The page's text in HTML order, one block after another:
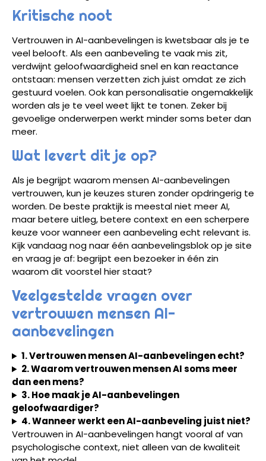
Kritische noot
Vertrouwen in AI-aanbevelingen is kwetsbaar als je te
veel belooft. Als een aanbeveling te vaak mis zit,
verdwijnt geloofwaardigheid snel en kan reactance
ontstaan: mensen verzetten zich juist omdat ze zich
gestuurd voelen. Ook kan personalisatie ongemakkelijk
worden als je te veel weet lijkt te tonen. Zeker bij
gevoelige onderwerpen werkt minder soms beter dan
meer.
Wat levert dit je op?
Als je begrijpt waarom mensen AI-aanbevelingen
vertrouwen, kun je keuzes sturen zonder opdringerig te
worden. De beste praktijk is meestal niet meer AI,
maar betere uitleg, betere context en een scherpere
keuze voor wanneer een aanbeveling echt relevant is.
Kijk vandaag nog naar één aanbevelingsblok op je site
en vraag je af: begrijpt een bezoeker in één zin
waarom dit voorstel hier staat?
Veelgestelde vragen over
vertrouwen mensen AI-
aanbevelingen
1. Vertrouwen mensen AI-aanbevelingen echt?
2. Waarom vertrouwen mensen AI soms meer
dan een mens?
3. Hoe maak je AI-aanbevelingen
geloofwaardiger?
4. Wanneer werkt een AI-aanbeveling juist niet?
Vertrouwen in AI-aanbevelingen hangt vooral af van
psychologische context, niet alleen van de kwaliteit